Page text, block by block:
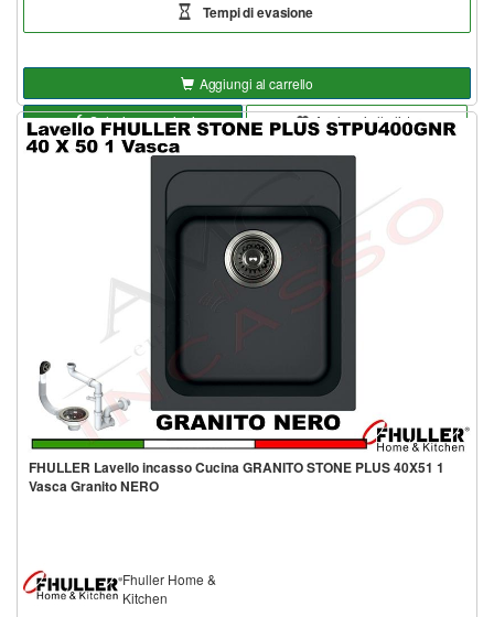
Tempi di evasione
Aggiungi al carrello
Seleziona opzioni
Aggiungi alla lista
FHULLER Lavello incasso Cucina GRANITO STONE PLUS 40X51 1
Vasca Granito NERO
Fhuller Home &
Kitchen